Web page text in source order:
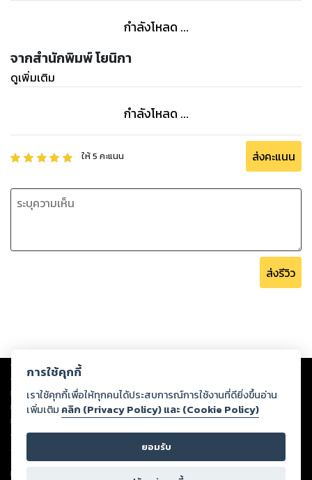
กำลังโหลด ...
จากสำนักพิมพ์ โยนิกา
ดูเพิ่มเติม
กำลังโหลด ...
ให้5 คะแนน ส่งคะแนน
ส่งรีวิว
Copyright © 2026
ต่อผลงานหรือเนื้อหาใดที่อัปโหลดผ่านเว็บไซต์และปรากฏว่าละเมิดสิทธิใน
ทรัพย์สินทางปัญญาของบุคคลอื่นหรือขัดต่อกฎหมายและศีลธรรม ดังนั้น ผู้อ่าน
ทุกท่านโปรดใช้วิจารณญาณในการกลั่นกรองด้วยตนเอง และหากท่านพบว่าส่วน
หนึ่งส่วนใดขัดต่อกฎหมายและศีลธรรม กรุณาแจ้งมายังบริษัท เพื่อทีมงานจะได้
ดำเนินการในทันที ทั้งนี้ ทางสตอรี่ล็อกขอสงวนลิขสิทธิ์ตามพระราชบัญญัติ
ลิขสิทธิ์ พ.ศ. 2537 (ฉบับล่าสุด)
For support: member@ookbee.com
การใช้คุกกี้
เราใช้คุกกี้เพื่อให้ทุกคนได้ประสบการณ์การใช้งานที่ดียิ่งขึ้นอ่าน
เพิ่มเติม คลิก (Privacy Policy) และ (Cookie Policy)
ยอมรับ